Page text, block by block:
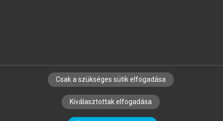
SZERZŐKNEK CÉGEKNEK KÖNYVTÁROSOKNAK
SZERKESZTÉSI ÉS LEKTORÁLÁSI ALAPELVEK
Csak a szükséges sütik elfogadása
Kiválasztottak elfogadása